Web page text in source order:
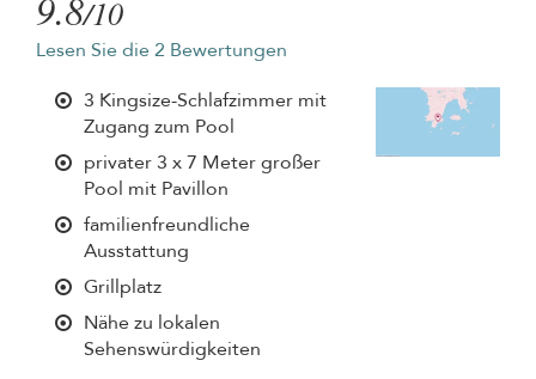
/10
Lesen Sie die 2 Bewertungen
3 Kingsize-Schlafzimmer mit
Zugang zum Pool
privater 3 x 7 Meter großer
Pool mit Pavillon
familienfreundliche
Ausstattung
Grillplatz
Nähe zu lokalen
Sehenswürdigkeiten